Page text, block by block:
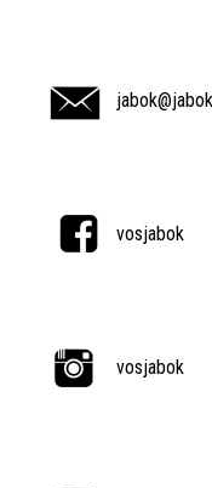
vosjabok
vosjabok